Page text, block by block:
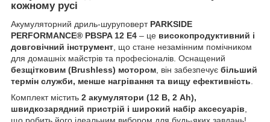
кожному русі
Акумуляторний дриль-шуруповерт PARKSIDE
PERFORMANCE® PBSPA 12 E4 – це високопродуктивний і
довговічний інструмент, що стане незамінним помічником
для домашніх майстрів та професіоналів. Оснащений
безщітковим (Brushless) мотором, він забезпечує більший
термін служби, менше нагрівання та вищу ефективність.
Комплект містить 2 акумулятори (12 В, 2 Аh),
швидкозарядний пристрій і широкий набір аксесуарів,